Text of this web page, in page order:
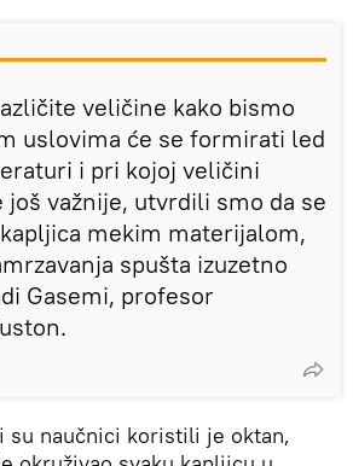
veličine kako bismo
uslovima će se formirati led
i pri kojoj veličini
još važnije, utvrdili smo da se
mekim materijalom,
spušta izuzetno
Gasemi, profesor
su naučnici koristili je oktan,